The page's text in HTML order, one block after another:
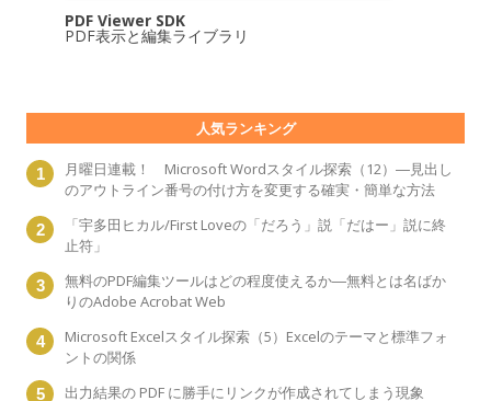
PDF Viewer SDK
PDF表示と編集ライブラリ
人気ランキング
月曜日連載！ Microsoft Wordスタイル探索（12）―見出し
のアウトライン番号の付け方を変更する確実・簡単な方法
「宇多田ヒカル/First Loveの「だろう」説「だはー」説に終
止符」
無料のPDF編集ツールはどの程度使えるか―無料とは名ばか
りのAdobe Acrobat Web
Microsoft Excelスタイル探索（5）Excelのテーマと標準フォ
ントの関係
出力結果の PDF に勝手にリンクが作成されてしまう現象